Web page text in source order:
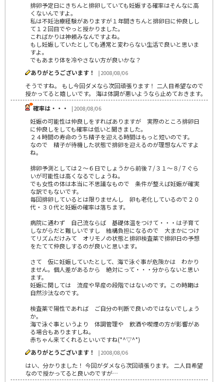
排卵予定日にきちんと排卵していても妊娠する確率はそんなに高
くないんですよ。
私は不妊治療経験がありますが１年間きちんと排卵日に仲良しし
て１２回目でやっと授かりました。
こればかりは神頼みなんですよね。
もし妊娠していたとしても通常と変わらない生活で良いと思いま
すよ。
でもあまり体を冷やさない方が良いかな？
ありがとうございます！
| 2008/08/06
そうですね。 もし今回ダメなら次回頑張ります！ 二人目希望なので
授かってると嬉しいです。 海は体調が悪いようなら止めておきます。
確率は・・・
| 2008/08/06
妊娠の可能性は仲良しをすればありますが 実際のところ排卵日
に仲良しをしても確率は低いと聞きました。
２４時間の寿命のうち精子を迎える時間はもっと短いのです。
なので 精子が待機した状態で排卵を迎えるのが理想なんですよ
ね。
排卵予測としては２～６日でしょうから前後７/３１～８/７ぐら
いが可能性は高くなるでしょうね。
でも女性の体は本当に不思議なもので 条件が整えば妊娠が確実
な訳でもないです。
毎回排卵しているとは限りませんし 卵も老化しているので２０
代・３０代と妊娠の確率は落ちます。
病院に通わず 自己流ならば 基礎体温をつけて・・・は子育て
しながらだと難しいですし 結構負担になるので 大まかにつけ
てリズムだけみて オリモノの状態と排卵検査薬で排卵日の予想
をたてて仲良しするのが良いと思います。
さて 仮に妊娠していたとして、海で泳ぐ事が危険かは わかり
ません。個人差があるから 絶対にって・・・分からないと思い
ます。
妊娠に関しては 流産や早産の段階ではないのです。この時期は
自然沙汰なのです。
検査薬で陽性であれば ご自分の判断で良いのではないでしょう
か。
海で泳ぐ事というより 体調管理や 飲酒や喫煙の方が影響があ
る場合もありますしね。
赤ちゃん来てくれるといいですね(*^▽^*)
ありがとうございます！
| 2008/08/06
はい、分かりました！ 今回がダメなら次回頑張ります。 二人目希望
なので授かってると良いのですが…